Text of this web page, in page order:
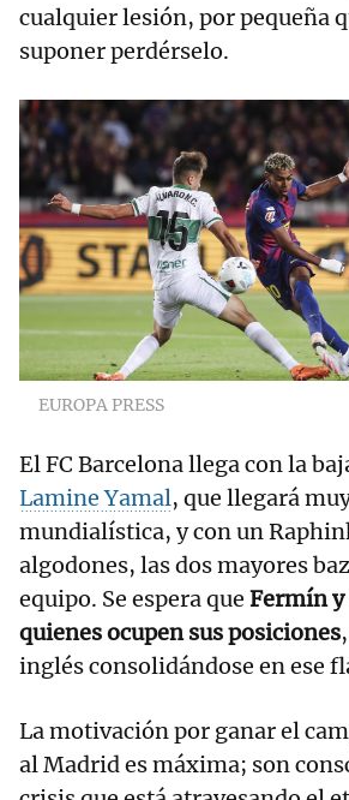
cualquier lesión, por pequeña
suponer perdérselo.
EUROPA PRESS
El FC Barcelona llega con la
Lamine Yamal, que llegará
mundialística, y con un
algodones, las dos mayores
equipo. Se espera que Fermín y
quienes ocupen sus posiciones
inglés consolidándose en ese
La motivación por ganar el
al Madrid es máxima; son